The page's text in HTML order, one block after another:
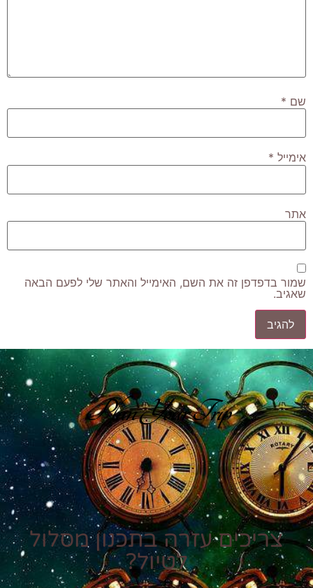
שם *
אימייל *
אתר
שמור בדפדפן זה את השם, האימייל והאתר שלי לפעם הבאה
שאגיב.
Plan Your Trip
צריכים עזרה בתכנון מסלול
לטיול?